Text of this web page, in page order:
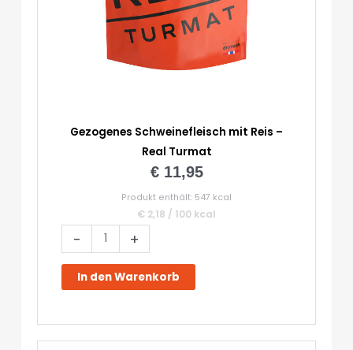
Gezogenes Schweinefleisch mit Reis –
Real Turmat
€11,95
Produkt enthält: 547 kcal
€ 2,18 / 100 kcal
-
Gezogenes
Schweinefleisch
mit
Reis
+
In den Warenkorb